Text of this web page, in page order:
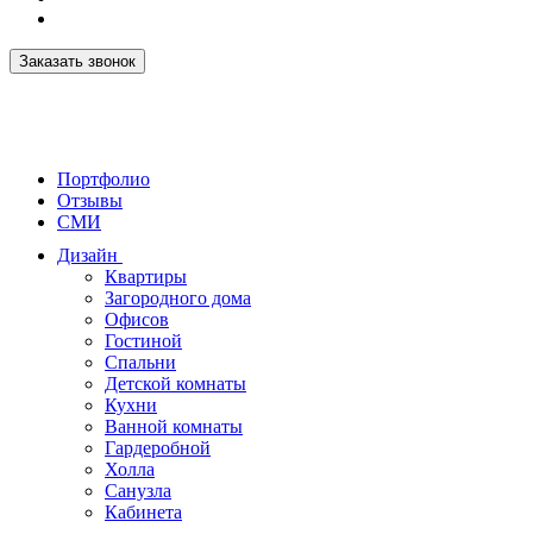
Заказать звонок
Портфолио
Отзывы
СМИ
Дизайн
Квартиры
Загородного дома
Офисов
Гостиной
Спальни
Детской комнаты
Кухни
Ванной комнаты
Гардеробной
Холла
Санузла
Кабинета